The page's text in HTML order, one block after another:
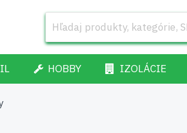
HOBBY IZOLÁCIE